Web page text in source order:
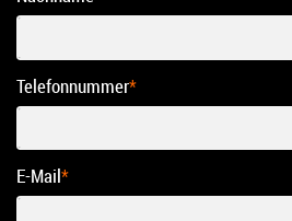
Telefonnummer*
E-Mail*